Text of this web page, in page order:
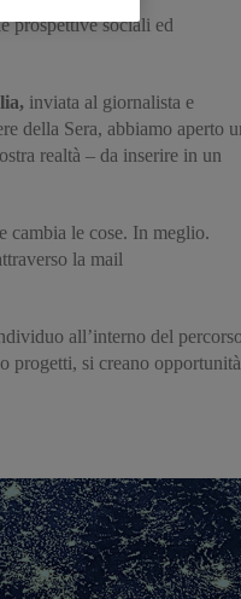
prospettive sociali ed
inviata al giornalista e
della Sera, abbiamo aperto
realtà – da inserire in un
cambia le cose. In meglio.
la mail
all’interno del percorso
progetti, si creano opportunità